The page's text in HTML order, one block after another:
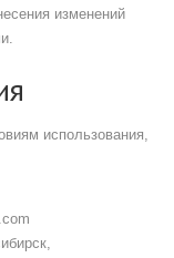
изменений
использования,